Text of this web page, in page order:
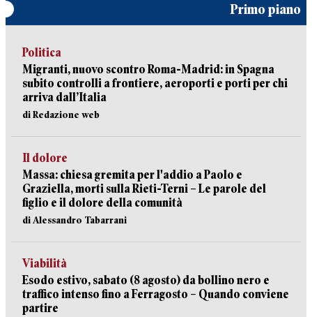
Primo piano
Politica
Migranti, nuovo scontro Roma-Madrid: in Spagna
subito controlli a frontiere, aeroporti e porti per chi
arriva dall’Italia
di Redazione web
Il dolore
Massa: chiesa gremita per l'addio a Paolo e
Graziella, morti sulla Rieti-Terni – Le parole del
figlio e il dolore della comunità
di Alessandro Tabarrani
Viabilità
Esodo estivo, sabato (8 agosto) da bollino nero e
traffico intenso fino a Ferragosto – Quando conviene
partire